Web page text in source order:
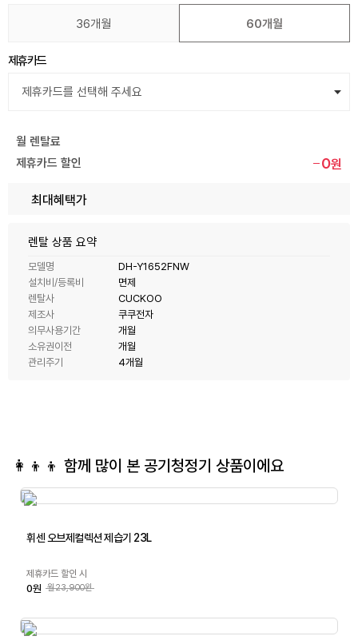
36개월 60개월
제휴카드
월 렌탈료
제휴카드 할인
0원
최대혜택가
렌탈 상품 요약
모델명
DH-Y1652FNW
설치비/등록비
면제
렌탈사
CUCKOO
제조사
쿠쿠전자
의무사용기간
개월
소유권이전
개월
관리주기
4개월
👩‍👦‍👦 함께 많이 본 공기청정기 상품이에요
휘센 오브제컬렉션 제습기 23L
제휴카드 할인 시
0원 월23,900원